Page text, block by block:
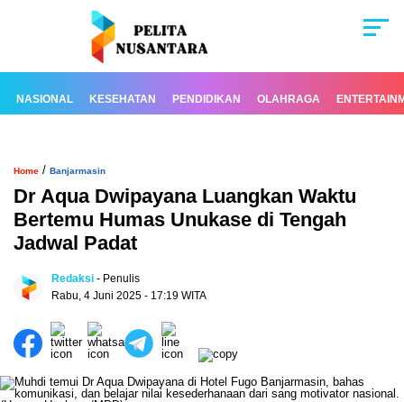
NASIONAL KESEHATAN PENDIDIKAN OLAHRAGA
Home / Banjarmasin
Dr Aqua Dwipayana Luangkan Waktu
Bertemu Humas Unukase di Tengah
Jadwal Padat
Redaksi - Penulis
Rabu, 4 Juni 2025 - 17:19 WITA